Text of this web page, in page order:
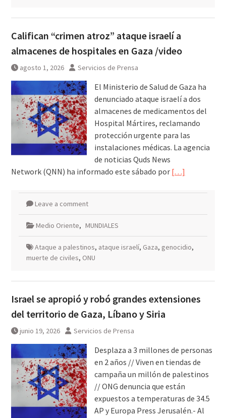
Califican “crimen atroz” ataque israelí a
almacenes de hospitales en Gaza /video
agosto 1, 2026 Servicios de Prensa
El Ministerio de Salud de Gaza ha
denunciado ataque israelí a dos
almacenes de medicamentos del
Hospital Mártires, reclamando
protección urgente para las
instalaciones médicas. La agencia
de noticias Quds News
Network (QNN) ha informado este sábado por […]
Leave a comment
Medio Oriente, MUNDIALES
Ataque a palestinos, ataque israelí, Gaza, genocidio,
muerte de civiles, ONU
Israel se apropió y robó grandes extensiones
del territorio de Gaza, Líbano y Siria
junio 19, 2026 Servicios de Prensa
Desplaza a 3 millones de personas
en 2 años // Viven en tiendas de
campaña un millón de palestinos
// ONG denuncia que están
expuestos a temperaturas de 34.5
AP y Europa Press Jerusalén.- Al